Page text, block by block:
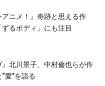
ニメ！』奇跡と思える作
るボディ」にも注目
』北川景子、中村倫也らが作
愛”を語る